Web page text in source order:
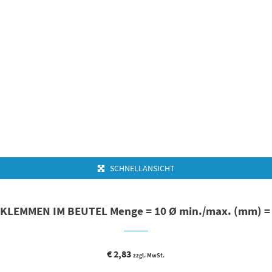
SCHNELLANSICHT
IM BEUTEL Menge = 10 Ø min./max. (mm)
€2,83 zzgl. MwSt.